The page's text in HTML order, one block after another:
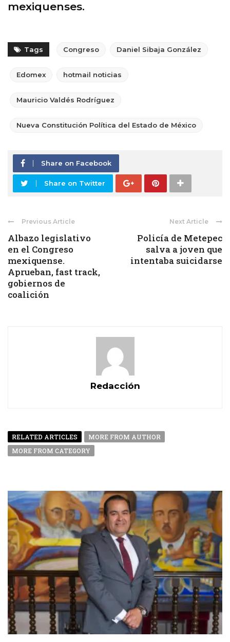
mexiquenses.
Tags Congreso Daniel Sibaja González
Edomex hotmail noticias
Mauricio Valdés Rodríguez
Nueva Constitución Política del Estado de México
Share on Facebook
Share on Twitter
Previous Article
Albazo legislativo
en el Congreso
mexiquense.
Aprueban, fast track,
gobiernos de
coalición
Next Article
Policía de Metepec
salva a joven que
intentaba suicidarse
Redacción
RELATED ARTICLES
MORE FROM AUTHOR
MORE FROM CATEGORY